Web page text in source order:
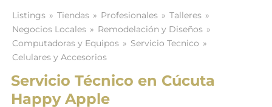
Listings Tiendas Profesionales
Talleres
Negocios Locales
Remodelación y Diseños
Computadoras y Equipos
Servicio Tecnico
Celulares y Accesorios
Servicio Técnico en Cúcuta
Happy Apple